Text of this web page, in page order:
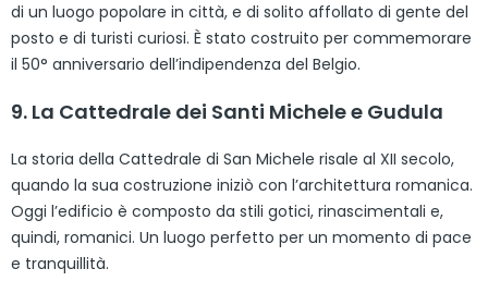
di un luogo popolare in città, e di solito affollato di gente del
posto e di turisti curiosi. È stato costruito per commemorare
il 50° anniversario dell’indipendenza del Belgio.
9. La Cattedrale dei Santi Michele e Gudula
La storia della Cattedrale di San Michele risale al XII secolo,
quando la sua costruzione iniziò con l’architettura romanica.
Oggi l’edificio è composto da stili gotici, rinascimentali e,
quindi, romanici. Un luogo perfetto per un momento di pace
e tranquillità.